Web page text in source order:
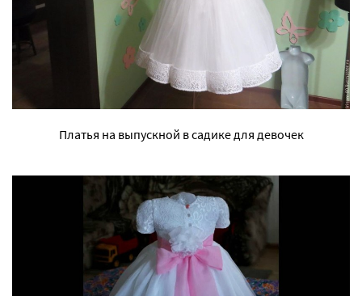
Платья на выпускной в садике для девочек